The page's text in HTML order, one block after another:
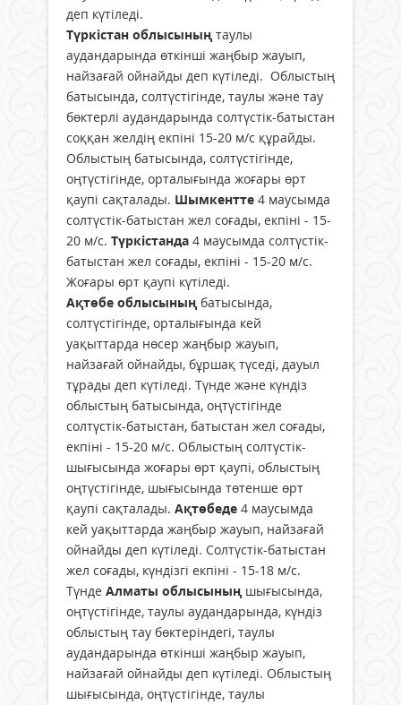
деп күтіледі.
Түркістан облысының таулы
аудандарында өткінші жаңбыр жауып,
найзағай ойнайды деп күтіледі. Облыстың
батысында, солтүстігінде, таулы және тау
бөктерлі аудандарында солтүстік-батыстан
соққан желдің екпіні 15-20 м/с құрайды.
Облыстың батысында, солтүстігінде,
оңтүстігінде, орталығында жоғары өрт
қаупі сақталады. Шымкентте 4 маусымда
солтүстік-батыстан жел соғады, екпіні - 15-
20 м/с. Түркістанда 4 маусымда солтүстік-
батыстан жел соғады, екпіні - 15-20 м/с.
Жоғары өрт қаупі күтіледі.
Ақтөбе облысының батысында,
солтүстігінде, орталығында кей
уақыттарда нөсер жаңбыр жауып,
найзағай ойнайды, бұршақ түседі, дауыл
тұрады деп күтіледі. Түнде және күндіз
облыстың батысында, оңтүстігінде
солтүстік-батыстан, батыстан жел соғады,
екпіні - 15-20 м/с. Облыстың солтүстік-
шығысында жоғары өрт қаупі, облыстың
оңтүстігінде, шығысында төтенше өрт
қаупі сақталады. Ақтөбеде 4 маусымда
кей уақыттарда жаңбыр жауып, найзағай
ойнайды деп күтіледі. Солтүстік-батыстан
жел соғады, күндізгі екпіні - 15-18 м/с.
Түнде Алматы облысының шығысында,
оңтүстігінде, таулы аудандарында, күндіз
облыстың тау бөктеріндегі, таулы
аудандарында өткінші жаңбыр жауып,
найзағай ойнайды деп күтіледі. Облыстың
шығысында, оңтүстігінде, таулы